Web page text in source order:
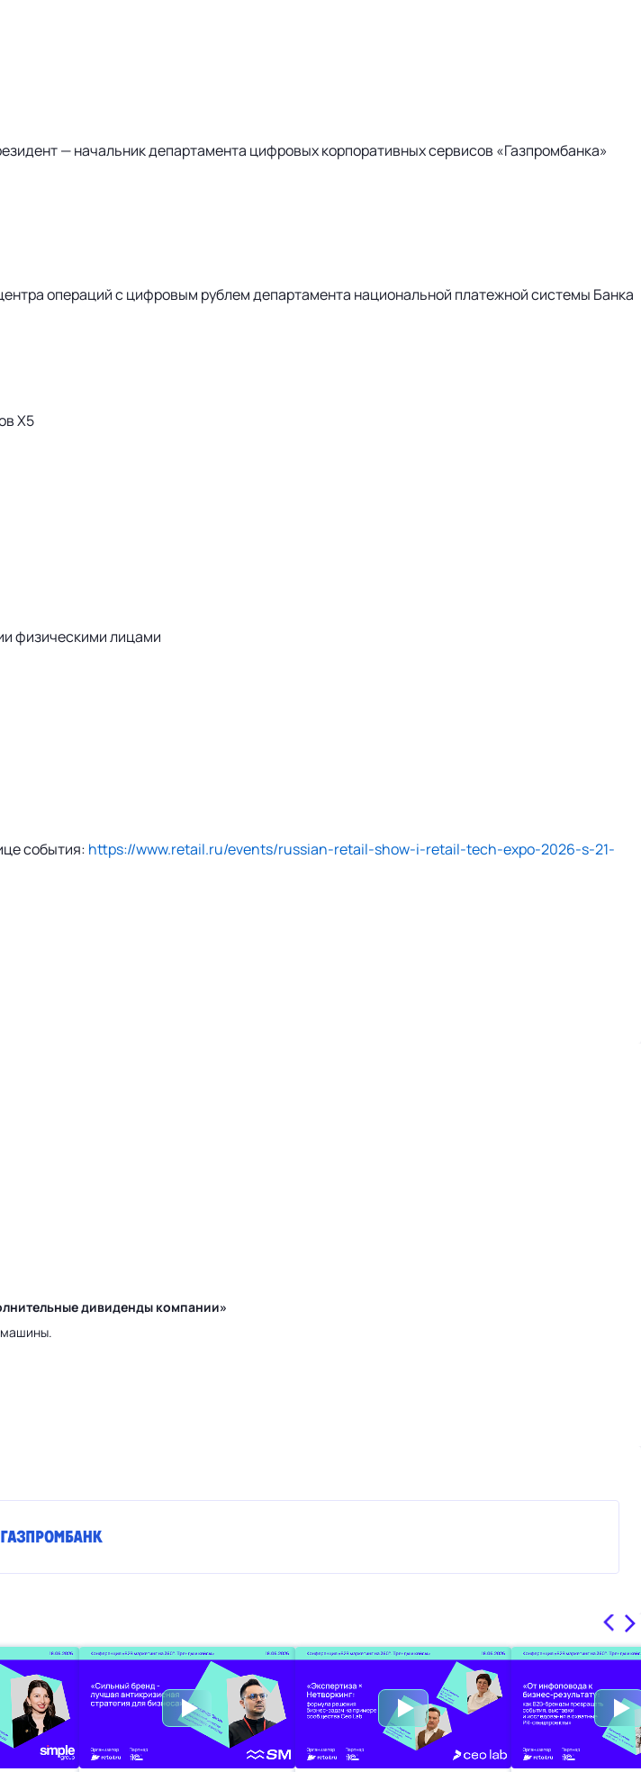
— начальник департамента цифровых корпоративных сервисов «Газпромбанка»
операций с цифровым рублем департамента национальной платежной системы Банка
X5
физическими лицами
события: https://www.retail.ru/events/russian-retail-show-i-retail-tech-expo-2026-s-21-
дивиденды компании»
машины.